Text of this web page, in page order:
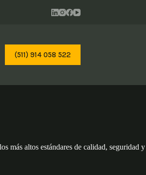
(511) 914 058 522
más altos estándares de calidad, seguridad y